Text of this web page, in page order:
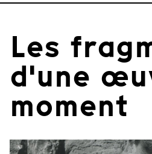
Les
d'une
moment